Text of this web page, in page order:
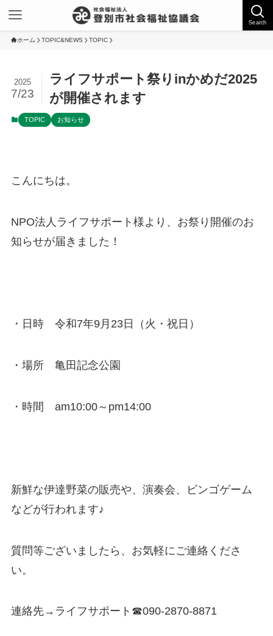
Search
ホーム TOPIC&NEWS TOPIC
ライフサポート祭りinかめだ2025
が開催されます
2025
7/23
TOPIC お知らせ
こんにちは。
NPO法人ライフサポート様より、お祭り開催のお
知らせが届きました！
・日時 令和7年9月23日（火・祝日）
・場所 亀田記念公園
・時間 am10:00～pm14:00
新鮮な伊達野菜の販売や、演奏会、ビンゴゲーム
などが行われます♪
質問等ございましたら、お気軽にご連絡くださ
い。
連絡先→ライフサポート☎090-2870-8871